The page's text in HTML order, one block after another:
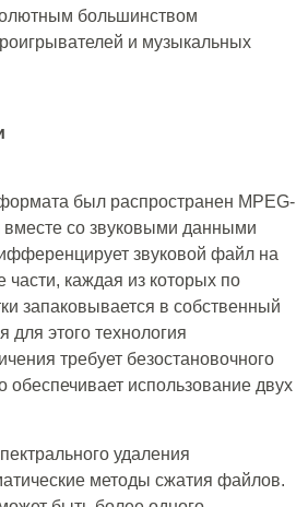
большинством
и музыкальных
был распространен MPEG-
со звуковыми данными
звуковой файл на
каждая из которых по
запаковывается в собственный
этого технология
требует безостановочного
обеспечивает использование двух
удаления
методы сжатия файлов.